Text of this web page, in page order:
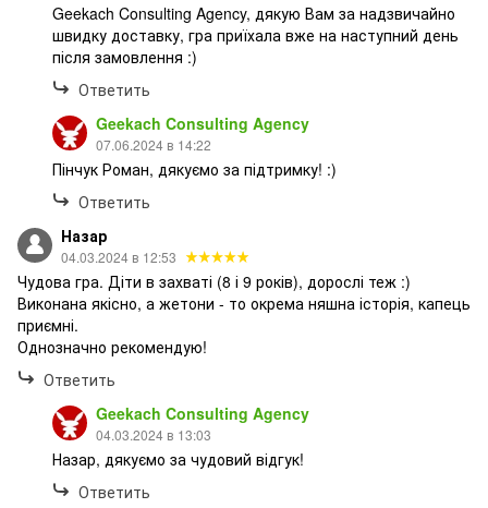
Geekach Consulting Agency, дякую Вам за надзвичайно
швидку доставку, гра приїхала вже на наступний день
після замовлення :)
Ответить
Geekach Consulting Agency
07.06.2024 в 14:22
Пінчук Роман, дякуємо за підтримку! :)
Ответить
Назар
04.03.2024 в 12:53
Чудова гра. Діти в захваті (8 і 9 років), дорослі теж :)
Виконана якісно, а жетони - то окрема няшна історія, капець
приємні.
Однозначно рекомендую!
Ответить
Geekach Consulting Agency
04.03.2024 в 13:03
Назар, дякуємо за чудовий відгук!
Ответить